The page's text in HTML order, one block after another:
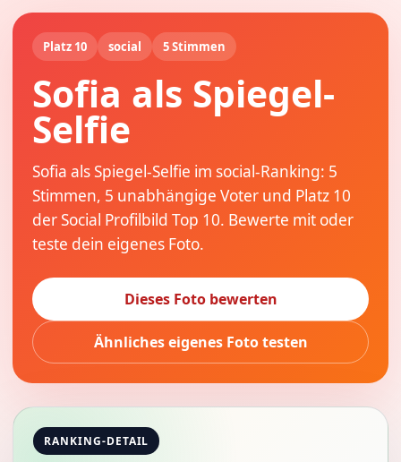
Platz 10 social 5 Stimmen
Sofia als Spiegel-
Selfie
Sofia als Spiegel-Selfie im social-Ranking: 5
Stimmen, 5 unabhängige Voter und Platz 10
der Social Profilbild Top 10. Bewerte mit oder
teste dein eigenes Foto.
Dieses Foto bewerten
Ähnliches eigenes Foto testen
RANKING-DETAIL